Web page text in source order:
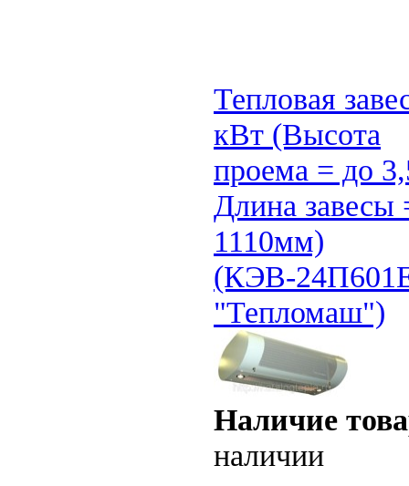
Тепловая
кВт (Высота
проема = до
Длина завесы
1110мм)
(КЭВ-
"Тепломаш")
Наличие
наличии